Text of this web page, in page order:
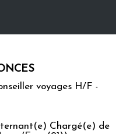
voyages H/F -
Chargé(e) de